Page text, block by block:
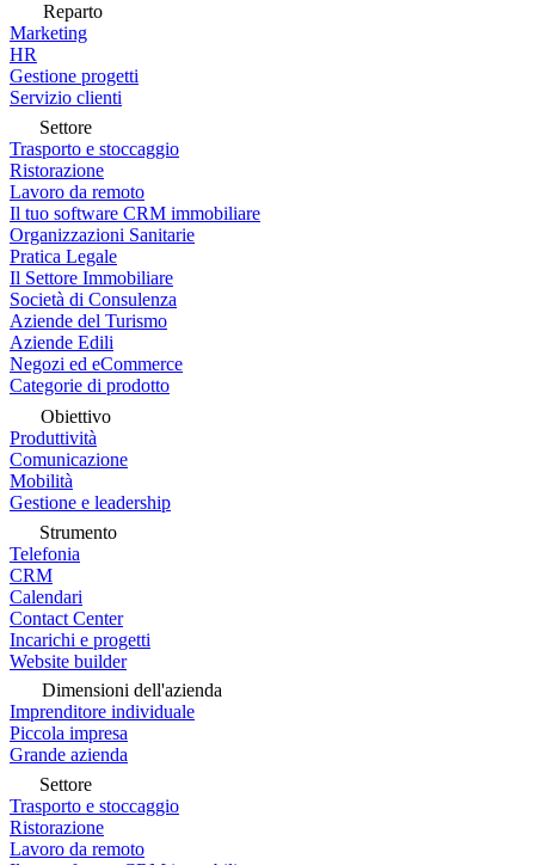
Reparto
Marketing
HR
Gestione progetti
Servizio clienti
Settore
Trasporto e stoccaggio
Ristorazione
Lavoro da remoto
Il tuo software CRM immobiliare
Organizzazioni Sanitarie
Pratica Legale
Il Settore Immobiliare
Società di Consulenza
Aziende del Turismo
Aziende Edili
Negozi ed eCommerce
Categorie di prodotto
Obiettivo
Produttività
Comunicazione
Mobilità
Gestione e leadership
Strumento
Telefonia
CRM
Calendari
Contact Center
Incarichi e progetti
Website builder
Dimensioni dell'azienda
Imprenditore individuale
Piccola impresa
Grande azienda
Settore
Trasporto e stoccaggio
Ristorazione
Lavoro da remoto